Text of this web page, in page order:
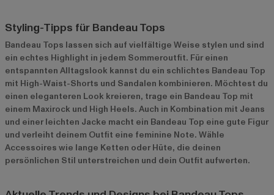
Styling-Tipps für Bandeau Tops
Bandeau Tops lassen sich auf vielfältige Weise stylen und sind
ein echtes Highlight in jedem Sommeroutfit. Für einen
entspannten Alltagslook kannst du ein schlichtes Bandeau Top
mit High-Waist-Shorts und Sandalen kombinieren. Möchtest du
einen eleganteren Look kreieren, trage ein Bandeau Top mit
einem Maxirock und High Heels. Auch in Kombination mit Jeans
und einer leichten Jacke macht ein Bandeau Top eine gute Figur
und verleiht deinem Outfit eine feminine Note. Wähle
Accessoires wie lange Ketten oder Hüte, die deinen
persönlichen Stil unterstreichen und dein Outfit aufwerten.